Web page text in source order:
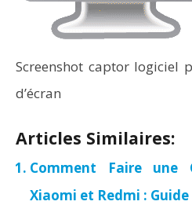
Screenshot captor logiciel
d’écran
Articles Similaires:
Comment Faire une
Xiaomi et Redmi :